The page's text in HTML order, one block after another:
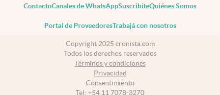
ContactoCanales de WhatsAppSuscribiteQuiénes Somos
Portal de ProveedoresTrabajá con nosotros
Copyright 2025 cronista.com
Todos los derechos reservados
Términos y condiciones
Privacidad
Consentimiento
Tel: +54 11 7078-3270